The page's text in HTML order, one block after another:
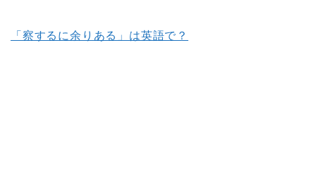
「察するに余りある」は英語で？